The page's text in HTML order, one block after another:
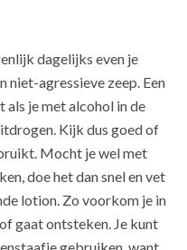
dagelijks even je
niet-agressieve zeep. Een
als je met alcohol in de
Kijk dus goed of
Mocht je wel met
doe het dan snel en vet
lotion. Zo voorkom je in
gaat ontsteken. Je kunt
gebruiken, want